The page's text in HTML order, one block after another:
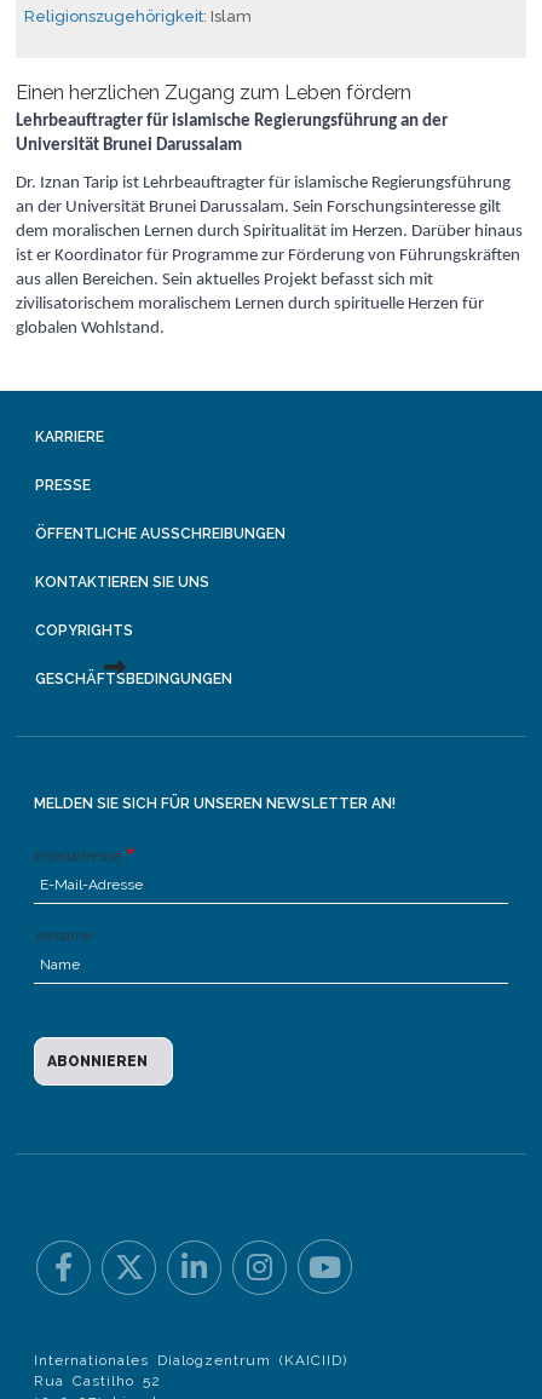
Religionszugehörigkeit:Islam
Einen herzlichen Zugang zum Leben fördern
Lehrbeauftragter für islamische Regierungsführung an der
Universität Brunei Darussalam
Dr. Iznan Tarip ist Lehrbeauftragter für islamische Regierungsführung
an der Universität Brunei Darussalam. Sein Forschungsinteresse gilt
dem moralischen Lernen durch Spiritualität im Herzen. Darüber hinaus
ist er Koordinator für Programme zur Förderung von Führungskräften
aus allen Bereichen. Sein aktuelles Projekt befasst sich mit
zivilisatorischem moralischem Lernen durch spirituelle Herzen für
globalen Wohlstand.
KARRIERE
PRESSE
ÖFFENTLICHE AUSSCHREIBUNGEN
KONTAKTIEREN SIE UNS
COPYRIGHTS
GESCHÄFTSBEDINGUNGEN
MELDEN SIE SICH FÜR UNSEREN NEWSLETTER AN!
Emailadresse
Vorname
Internationales Dialogzentrum (KAICIID)
Rua Castilho 52